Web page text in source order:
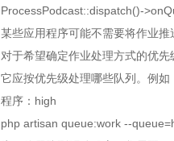
ProcessPodcast::dispatch()-
某些应用程序可能不需要将作业
对于希望确定作业处理方式的优
它应按优先级处理哪些队列。例
程序：high
php artisan queue:work --